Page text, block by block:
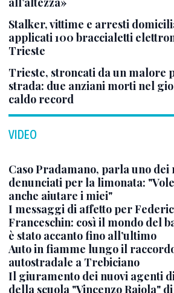
Stalker, vittime e arresti
applicati 100 braccialetti
Trieste
Trieste, stroncati da un malore
strada: due anziani morti nel
caldo record
VIDEO
Caso Pradamano, parla uno dei
denunciati per la limonata:
anche aiutare i miei"
I messaggi di affetto per
Franceschin: così il mondo del
è stato accanto fino all’ultimo
Auto in fiamme lungo il
autostradale a Trebiciano
Il giuramento dei nuovi agenti
della scuola "Vincenzo Raiola"